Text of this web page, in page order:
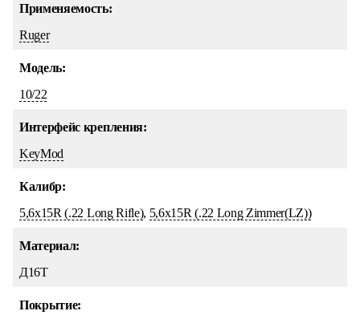
Применяемость:
Ruger
Модель:
10/22
Интерфейс крепления:
KeyMod
Калибр:
5,6x15R (.22 Long Rifle), 5,6x15R (.22 Long Zimmer(LZ))
Материал:
Д16Т
Покрытие: